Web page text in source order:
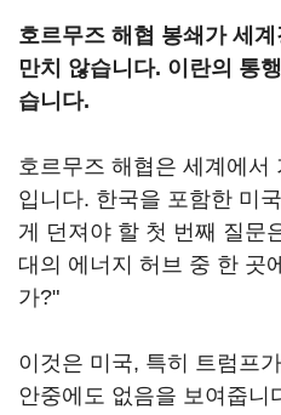
호르무즈 해협 봉쇄가 세
만치 않습니다. 이란의 통
습니다.
호르무즈 해협은 세계에서
입니다. 한국을 포함한 미
게 던져야 할 첫 번째 질문
대의 에너지 허브 중 한 곳
가?"
이것은 미국, 특히 트럼프
안중에도 없음을 보여줍니